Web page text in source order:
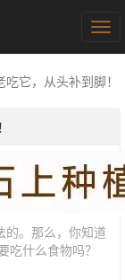
它，从头补到脚！
的。那么，你知道
吃什么食物吗？